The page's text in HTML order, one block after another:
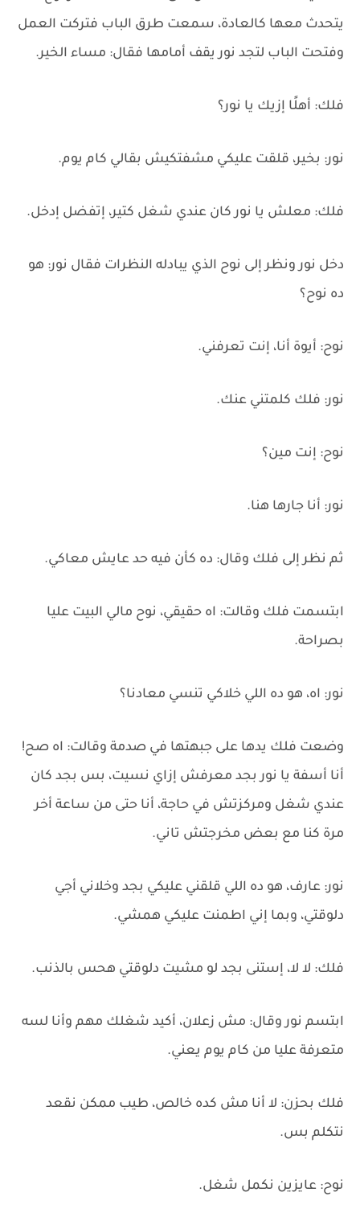
يتحدث معها كالعادة، سمعت طرق الباب فتركت العمل
وفتحت الباب لتجد نور يقف أمامها فقال: مساء الخير.
فلك: أهلًا إزيك يا نور؟
نور: بخير، قلقت عليكي مشفتكيش بقالي كام يوم.
فلك: معلش يا نور كان عندي شغل كتير، إتفضل إدخل.
دخل نور ونظر إلى نوح الذي يبادله النظرات فقال نور: هو
ده نوح؟
نوح: أيوة أنا، إنت تعرفني.
نور: فلك كلمتني عنك.
نوح: إنت مين؟
نور: أنا جارها هنا.
ثم نظر إلى فلك وقال: ده كأن فيه حد عايش معاكي.
ابتسمت فلك وقالت: اه حقيقي، نوح مالي البيت عليا
بصراحة.
نور: اه، هو ده اللي خلاكي تنسي معادنا؟
وضعت فلك يدها على جبهتها في صدمة وقالت: اه صح!
أنا أسفة يا نور بجد معرفش إزاي نسيت، بس بجد كان
عندي شغل ومركزتش في حاجة، أنا حتى من ساعة أخر
مرة كنا مع بعض مخرجتش تاني.
نور: عارف، هو ده اللي قلقني عليكي بجد وخلاني أجي
دلوقتي، وبما إني اطمنت عليكي همشي.
فلك: لا لا، إستنى بجد لو مشيت دلوقتي هحس بالذنب.
ابتسم نور وقال: مش زعلان، أكيد شغلك مهم وأنا لسه
متعرفة عليا من كام يوم يعني.
فلك بحزن: لا أنا مش كده خالص، طيب ممكن نقعد
نتكلم بس.
نوح: عايزين نكمل شغل.